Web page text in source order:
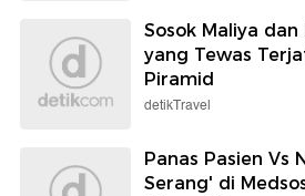
Sosok Maliya
yang Tewas
Piramid
detikTravel
Panas Pasien Vs
Serang' di